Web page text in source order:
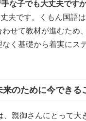
な子でも大丈夫です
夫です。くもん国語
わせて教材が進むため
なく基礎から着実にス
のために今できる
、親御さんにとって大